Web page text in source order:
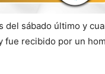
sábado último y
fue recibido por un